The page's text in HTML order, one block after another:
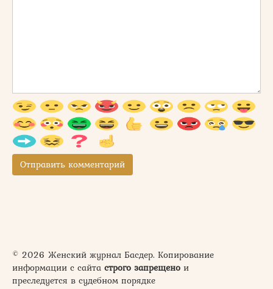
© 2026 Женский журнал Басдер. Копирование
информации с сайта строго запрещено и
преследуется в судебном порядке